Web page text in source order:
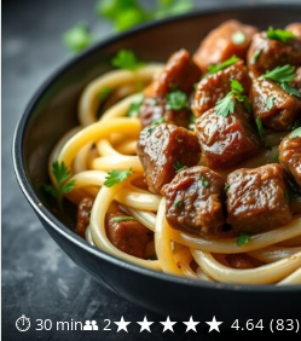
⏱ 30 min👥 2★★★★★ 4.64 (83)